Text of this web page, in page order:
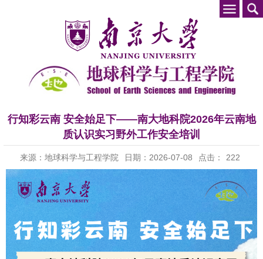
行知彩云南 安全始足下——南大地科院2026年云南地
质认识实习野外工作安全培训
来源：地球科学与工程学院 日期：2026-07-08 点击： 222